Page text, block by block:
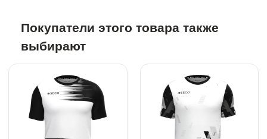
Покупатели этого товара также
выбирают